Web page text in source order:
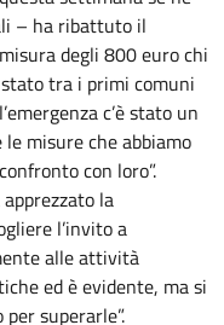
– ha ribattuto il
degli 800 euro chi
tra i primi comuni
c’è stato un
misure che abbiamo
con loro”.
la
l’invito a
alle attività
ed è evidente, ma si
superarle”.